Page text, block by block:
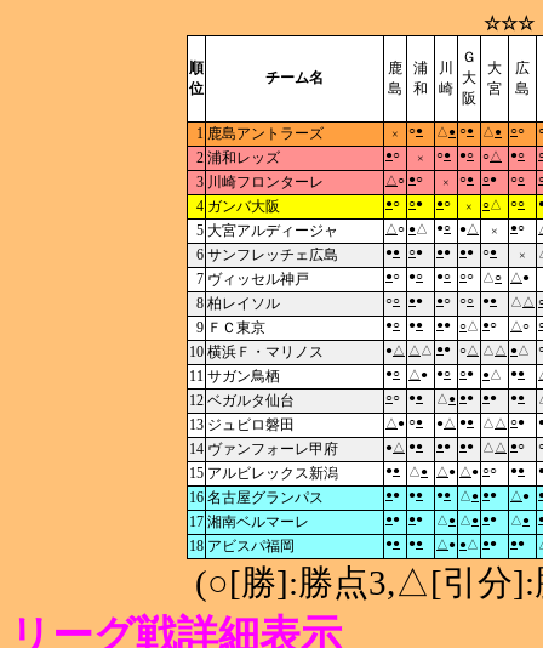
☆☆☆
順
位
チーム名
鹿
島
浦
和
川
崎
Ｇ
大
阪
大
宮
広
島
1 鹿島アントラーズ × ○● △ ● ○● △ ● ○○
2 浦和レッズ ●○ × ○● ●○ ○△ ●○
3 川崎フロンターレ △○ ●○ × ○● ○● ○○
4 ガンバ大阪 ●○ ○● ●○ × ○△ ○○
5 大宮アルディージャ △○ ●△ ●○ ●△ × ●○
6 サンフレッチェ広島 ●● ○● ●● ●● ○● ×
7 ヴィッセル神戸 ●○ ●○ ●○ ○○ △○ △ ●
8 柏レイソル ○○ ●● ●○ ○○ ●● △ △
9 ＦＣ東京 ●○ ●● ●● ○△ ●○ △○
10 横浜Ｆ・マリノス ● △ △ △ ●● ○△ △ △ ● △
11 サガン鳥栖 ●○ △ ● ●○ ○● ●△ ●●
12 ベガルタ仙台 ○○ ●● △ ● ●● ●● ●●
13 ジュビロ磐田 △ ● ○● ●△ ●● △ △ ○●
14 ヴァンフォーレ甲府 ● △ ●● ●● ●● △ △ ●○
15 アルビレックス新潟 ●● △ ● △ ● △ ● ○○ ●●
16 名古屋グランパス ●● ●● ●● △ ● ●● △ ●
17 湘南ベルマーレ ●● ●● △ ● △ ● ●● △ ●
18 アビスパ福岡 ●● ●● △ ● ●△ ●● ●●
(○[勝]:勝点3,△[引分]:
リーグ戦詳細表示